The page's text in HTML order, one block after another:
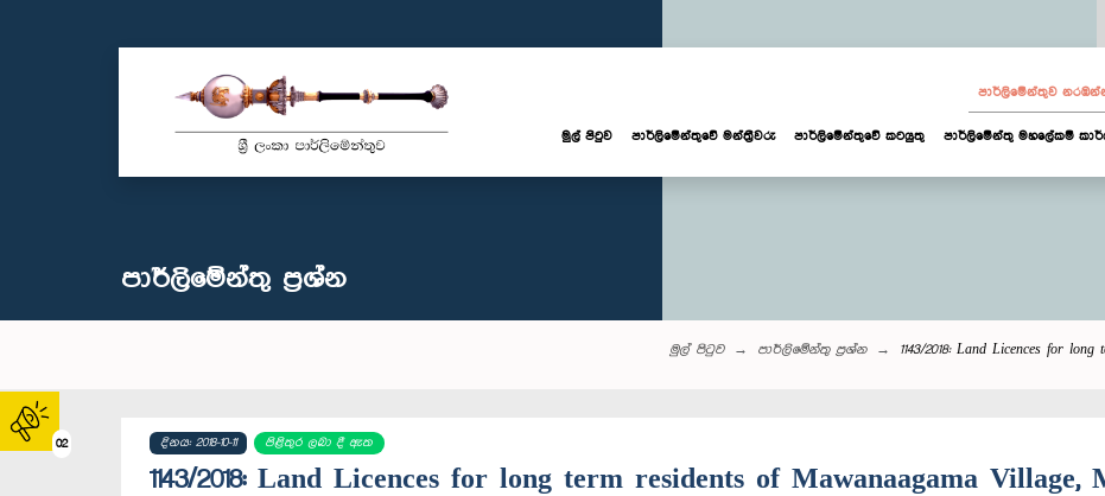
02
පාර්ලි‌මේන්තුව
මුල් පිටුව පාර්ලි‌මේන්තුවේ මන්ත්‍රීවරු පාර්ලිමේන්තුවේ කටයුතු පාර්ලිමේන්තු මහලේකම්
පාර්ලි‌මේන්තු‌ ප්‍රශ්න
මුල් පිටුව පාර්ලි‌මේන්තු‌ ප්‍රශ්න 1143/2018: Land Licences for
දිනය: 2018-10-11 පිළිතුර ලබා දී ඇත
1143/2018: Land Licences for long term residents of Mawanaagama Village,